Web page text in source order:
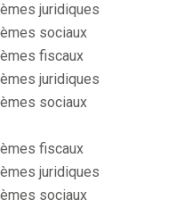
juridiques
sociaux
fiscaux
juridiques
sociaux
fiscaux
juridiques
sociaux